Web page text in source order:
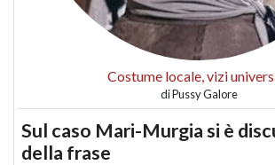
Costume locale, vizi
diPussy Galore
Sul caso Mari-Murgia si è
della frase